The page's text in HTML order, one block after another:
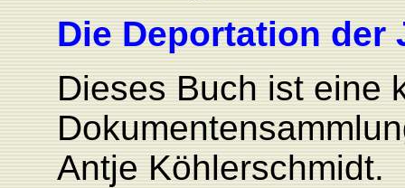
Die Deportation der
Dieses Buch ist eine
Antje Köhlerschmidt.